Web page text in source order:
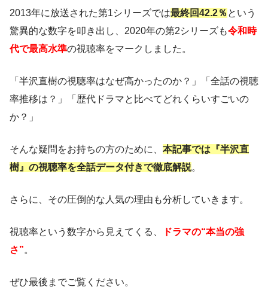
2013年に放送された第1シリーズでは最終回42.2％ という
驚異的な数字を叩き出し、2020年の第2シリーズも令和時
代で最高水準の視聴率をマークしました。
「半沢直樹の視聴率はなぜ高かったのか？」「全話の視聴
率推移は？」「歴代ドラマと比べてどれくらいすごいの
か？」
そんな疑問をお持ちの方のために、 本記事では『半沢直
樹』の視聴率を全話データ付きで徹底解説。
さらに、その圧倒的な人気の理由も分析していきます。
視聴率という数字から見えてくる、
ドラマの“本当の強
さ”。
ぜひ最後までご覧ください。